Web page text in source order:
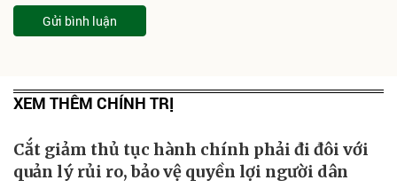
Gửi bình luận
XEM THÊM CHÍNH TRỊ
Cắt giảm thủ tục hành chính phải đi đôi với
quản lý rủi ro, bảo vệ quyền lợi người dân